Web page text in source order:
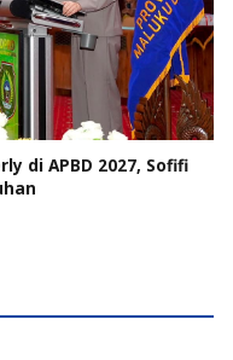
di APBD 2027, Sofifi